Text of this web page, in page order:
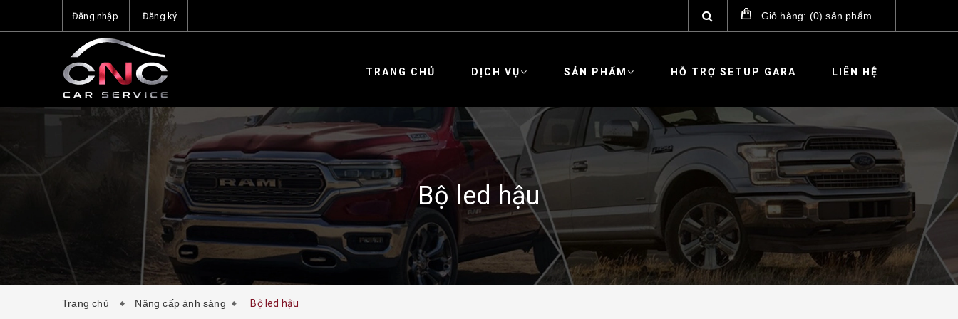
Đăng nhập Đăng ký Giỏ hàng: (0)sản phẩm
TRANG CHỦ DỊCH VỤ SẢN PHẨM HỖ TRỢ SETUP GARA LIÊN HỆ
Bộ led hậu
Trang chủ Nâng cấp ánh sáng Bộ led hậu